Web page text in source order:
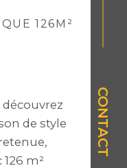
CONTACT
126M²
de style
m²